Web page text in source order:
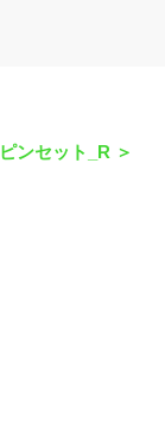
ピンセット_R ＞